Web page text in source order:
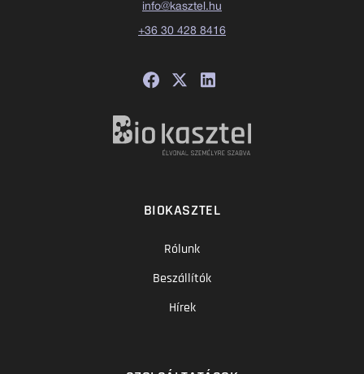
info@kasztel.hu
+36 30 428 8416
BIOKASZTEL
Rólunk
Beszállítók
Hírek